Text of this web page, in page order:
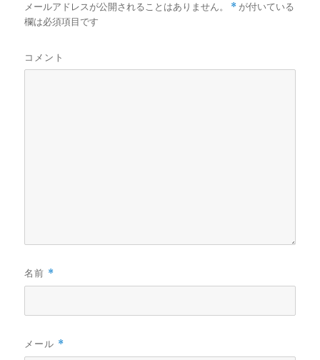
メールアドレスが公開されることはありません。 * が付いている
欄は必須項目です
コメント
名前 *
メール *